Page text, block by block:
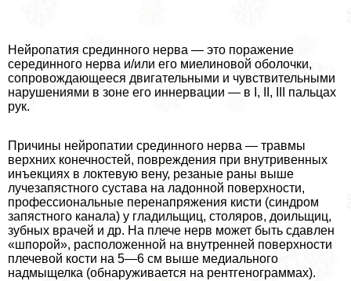
Нейропатия срединного нерва — это поражение
серединного нерва и/или его миелиновой оболочки,
сопровождающееся двигательными и чувствительными
нарушениями в зоне его иннервации — в I, II, III пальцах
рук.
Причины нейропатии срединного нерва — травмы
верхних конечностей, повреждения при внутривенных
инъекциях в локтевую вену, резаные раны выше
лучезапястного сустава на ладонной поверхности,
профессиональные перенапряжения кисти (синдром
запястного канала) у гладильщиц, столяров, доильщиц,
зубных врачей и др. На плече нерв может быть сдавлен
«шпорой», расположенной на внутренней поверхности
плечевой кости на 5—6 см выше медиального
надмыщелка (обнаруживается на рентгенограммах).